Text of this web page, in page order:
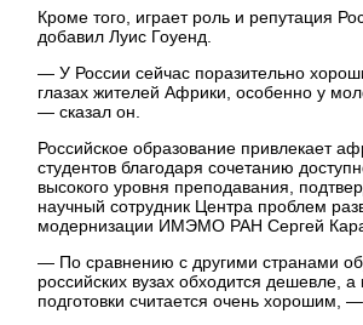
Кроме того, играет роль и репутация
добавил Луис Гоуенд.
— У России сейчас поразительно
глазах жителей Африки, особенно у
— сказал он.
Российское образование привлекает
студентов благодаря сочетанию
высокого уровня преподавания,
научный сотрудник Центра проблем
модернизации ИМЭМО РАН Сергей
— По сравнению с другими странами
российских вузах обходится дешевле, а
подготовки считается очень хорошим,